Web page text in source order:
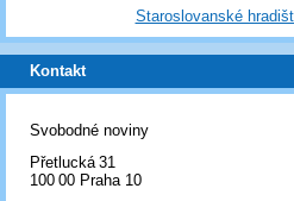
Staroslovanské
Kontakt
Svobodné noviny
Přetlucká 31
100 00 Praha 10